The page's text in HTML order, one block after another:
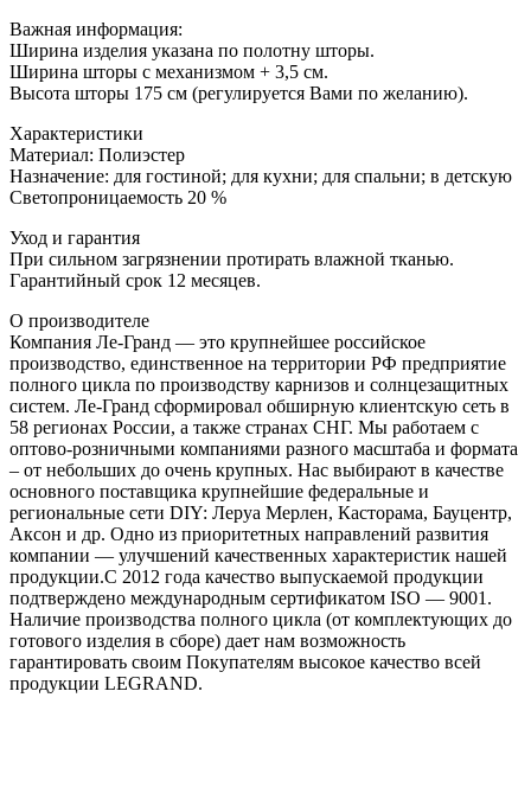
Важная информация:
Ширина изделия указана по полотну шторы.
Ширина шторы с механизмом + 3,5 см.
Высота шторы 175 см (регулируется Вами по желанию).
Характеристики
Материал: Полиэстер
Назначение: для гостиной; для кухни; для спальни; в детскую
Светопроницаемость 20 %
Уход и гарантия
При сильном загрязнении протирать влажной тканью.
Гарантийный срок 12 месяцев.
О производителе
Компания Ле-Гранд — это крупнейшее российское
производство, единственное на территории РФ предприятие
полного цикла по производству карнизов и солнцезащитных
систем. Ле-Гранд сформировал обширную клиентскую сеть в
58 регионах России, а также странах СНГ. Мы работаем с
оптово-розничными компаниями разного масштаба и формата
– от небольших до очень крупных. Нас выбирают в качестве
основного поставщика крупнейшие федеральные и
региональные сети DIY: Леруа Мерлен, Касторама, Бауцентр,
Аксон и др. Одно из приоритетных направлений развития
компании — улучшений качественных характеристик нашей
продукции.С 2012 года качество выпускаемой продукции
подтверждено международным сертификатом ISO — 9001.
Наличие производства полного цикла (от комплектующих до
готового изделия в сборе) дает нам возможность
гарантировать своим Покупателям высокое качество всей
продукции LEGRAND.